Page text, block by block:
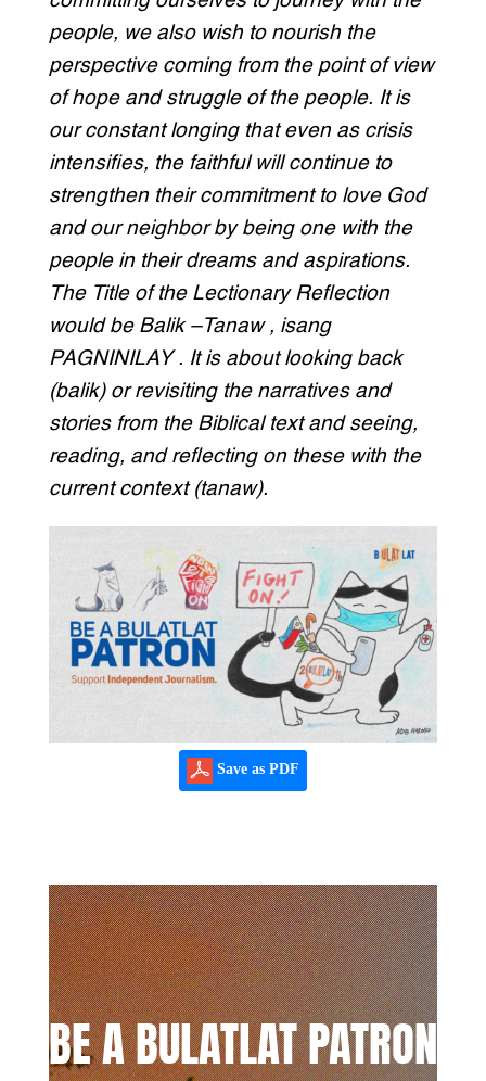
people, we also wish to nourish the
perspective coming from the point of view
of hope and struggle of the people. It is
our constant longing that even as crisis
intensifies, the faithful will continue to
strengthen their commitment to love God
and our neighbor by being one with the
people in their dreams and aspirations.
The Title of the Lectionary Reflection
would be Balik –Tanaw , isang
PAGNINILAY . It is about looking back
(balik) or revisiting the narratives and
stories from the Biblical text and seeing,
reading, and reflecting on these with the
current context (tanaw).
Save as PDF
BE A BULATLAT PATRON